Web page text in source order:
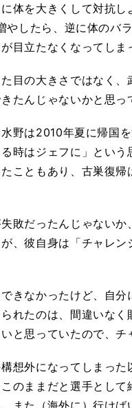
体を大きくして対抗し
したら、逆に体のバ
目立たなくなってしま
目の大きさではなく、
たんじゃないかと思っ
野は2010年夏に帰国
時はジェフに」とい
こともあり、古巣復
敗だったんじゃないか
、彼自身は「チャレ
できなかったけど、自
れたのは、間違いな
と思っていたので、チ
想外になってしまった
のままだと選手として
また（海外に）行けば